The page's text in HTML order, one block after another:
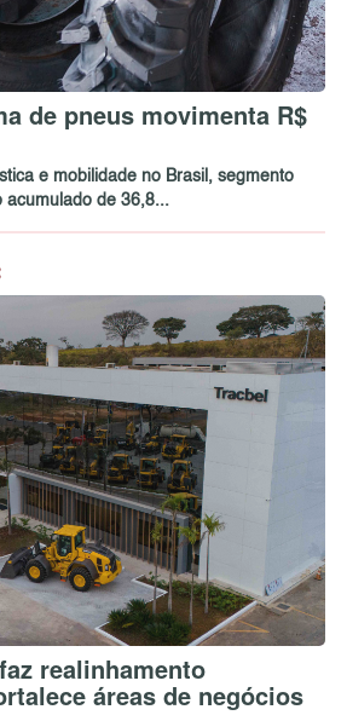
de pneus movimenta R$
e mobilidade no Brasil, segmento
acumulado de 36,8...
realinhamento
áreas de negócios